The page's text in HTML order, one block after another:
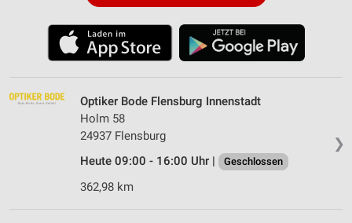
❯
Optiker Bode Flensburg Innenstadt
Holm 58
24937 Flensburg
Heute 09:00 - 16:00 Uhr |
Geschlossen
362,98 km